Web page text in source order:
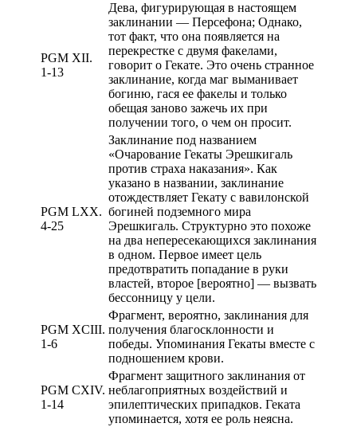
PGM XII.
1-13
Дева, фигурирующая в настоящем
заклинании — Персефона; Однако,
тот факт, что она появляется на
перекрестке с двумя факелами,
говорит о Гекате. Это очень странное
заклинание, когда маг выманивает
богиню, гася ее факелы и только
обещая заново зажечь их при
получении того, о чем он просит.
PGM LXX.
4-25
Заклинание под названием
«Очарование Гекаты Эрешкигаль
против страха наказания». Как
указано в названии, заклинание
отождествляет Гекату с вавилонской
богиней подземного мира
Эрешкигаль. Структурно это похоже
на два непересекающихся заклинания
в одном. Первое имеет цель
предотвратить попадание в руки
властей, второе [вероятно] — вызвать
бессонницу у цели.
PGM XCIII.
1-6
Фрагмент, вероятно, заклинания для
получения благосклонности и
победы. Упоминания Гекаты вместе с
подношением крови.
PGM CXIV.
1-14
Фрагмент защитного заклинания от
неблагоприятных воздействий и
эпилептических припадков. Геката
упоминается, хотя ее роль неясна.